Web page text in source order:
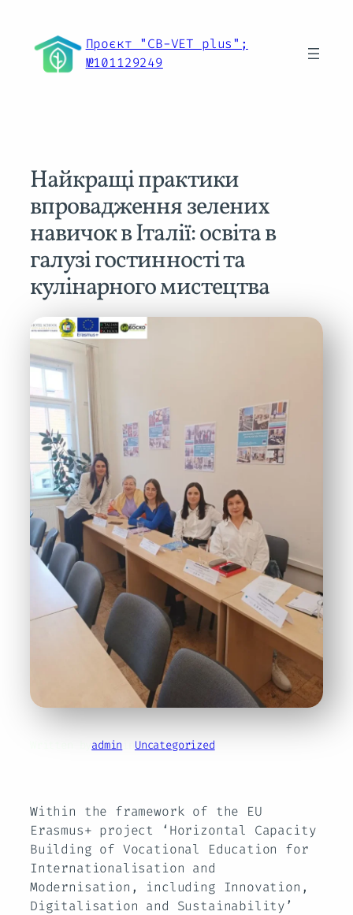
вмісту
Проєкт "CB-VET plus";
№101129249
Найкращі практики
впровадження зелених
навичок в Італії: освіта в
галузі гостинності та
кулінарного мистецтва
admin Uncategorized
Within the framework of the EU
Erasmus+ project ‘Horizontal Capacity
Building of Vocational Education for
Internationalisation and
Modernisation, including Innovation,
Digitalisation and Sustainability’